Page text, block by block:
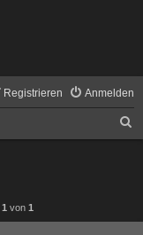
Anmelden
Registrieren
1 von 1